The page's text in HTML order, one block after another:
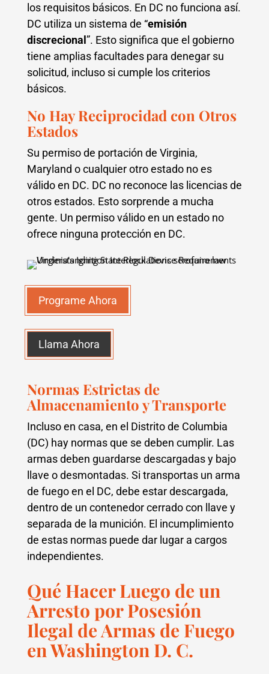
los requisitos básicos. En DC no funciona así.
DC utiliza un sistema de “emisión
discrecional ”. Esto significa que el gobierno
tiene amplias facultades para denegar su
solicitud, incluso si cumple los criterios
básicos.
No Hay Reciprocidad con Otros
Estados
Su permiso de portación de Virginia,
Maryland o cualquier otro estado no es
válido en DC. DC no reconoce las licencias de
otros estados. Esto sorprende a mucha
gente. Un permiso válido en un estado no
ofrece ninguna protección en DC.
Programe Ahora
Llama Ahora
Normas Estrictas de
Almacenamiento y Transporte
Incluso en casa, en el Distrito de Columbia
(DC) hay normas que se deben cumplir. Las
armas deben guardarse descargadas y bajo
llave o desmontadas. Si transportas un arma
de fuego en el DC, debe estar descargada,
dentro de un contenedor cerrado con llave y
separada de la munición. El incumplimiento
de estas normas puede dar lugar a cargos
independientes.
Qué Hacer Luego de un
Arresto por Posesión
Ilegal de Armas de Fuego
en Washington D. C.